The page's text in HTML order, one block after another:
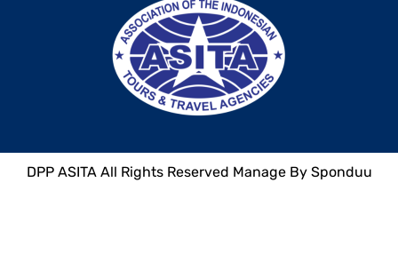
DPP ASITAAll Rights Reserved Manage By Sponduu